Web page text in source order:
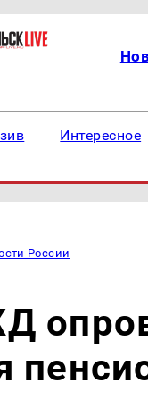
Интересное
России